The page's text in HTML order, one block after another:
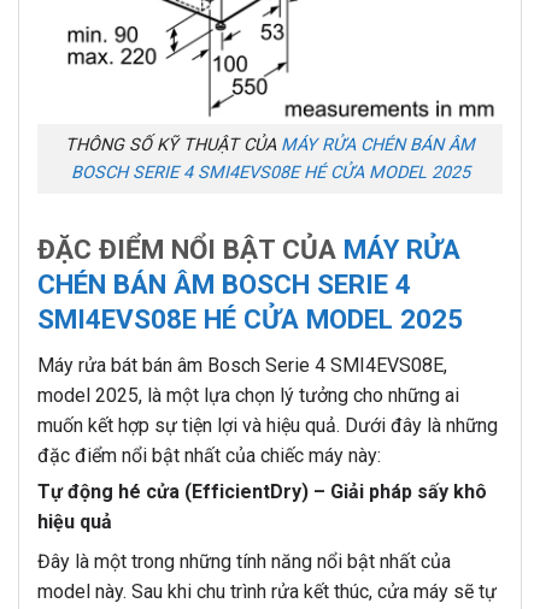
THÔNG SỐ KỸ THUẬT CỦA MÁY RỬA CHÉN BÁN ÂM
BOSCH SERIE 4 SMI4EVS08E HÉ CỬA MODEL 2025
ĐẶC ĐIỂM NỔI BẬT CỦA MÁY RỬA
CHÉN BÁN ÂM BOSCH SERIE 4
SMI4EVS08E HÉ CỬA MODEL 2025
Máy rửa bát bán âm Bosch Serie 4 SMI4EVS08E,
model 2025, là một lựa chọn lý tưởng cho những ai
muốn kết hợp sự tiện lợi và hiệu quả. Dưới đây là những
đặc điểm nổi bật nhất của chiếc máy này:
Tự động hé cửa (EfficientDry) – Giải pháp sấy khô
hiệu quả
Đây là một trong những tính năng nổi bật nhất của
model này. Sau khi chu trình rửa kết thúc, cửa máy sẽ tự